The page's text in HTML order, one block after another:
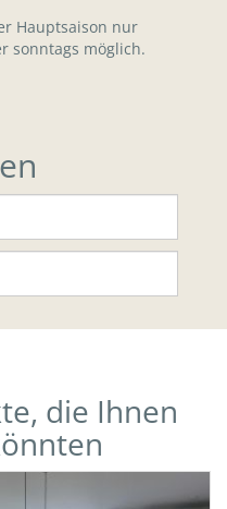
Hauptsaison nur
sonntags möglich.
die Ihnen